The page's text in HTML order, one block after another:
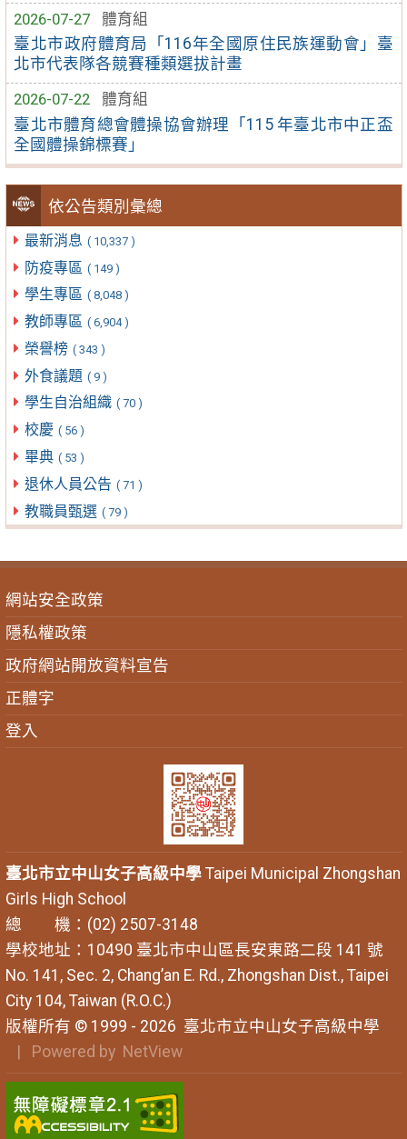
2026-07-27
體育組
臺北市政府體育局「116年全國原住民族運動會」臺
北市代表隊各競賽種類選拔計畫
2026-07-22
體育組
臺北市體育總會體操協會辦理「115 年臺北市中正盃
全國體操錦標賽」
依公告類別彙總
最新消息 ( 10,337 )
防疫專區 ( 149 )
學生專區 ( 8,048 )
教師專區 ( 6,904 )
榮譽榜 ( 343 )
外食議題 ( 9 )
學生自治組織 ( 70 )
校慶 ( 56 )
畢典 ( 53 )
退休人員公告 ( 71 )
教職員甄選 ( 79 )
網站安全政策
隱私權政策
政府網站開放資料宣告
正體字
登入
臺北市立中山女子高級中學Taipei Municipal Zhongshan
Girls High School
總 機：(02) 2507-3148
學校地址：10490 臺北市中山區長安東路二段 141 號
No. 141, Sec. 2, Chang’an E. Rd., Zhongshan Dist., Taipei
City 104, Taiwan (R.O.C.)
版權所有 © 1999 - 2026 臺北市立中山女子高級中學
| Powered by NetView